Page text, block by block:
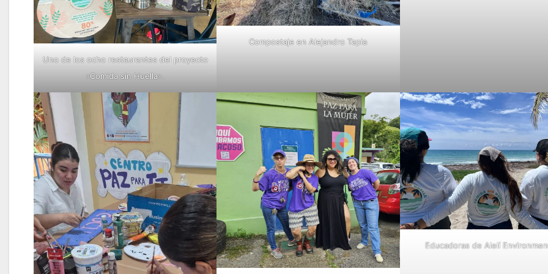
Uno de los ocho restaurantes del proyecto
«Comida sin Huella».
Compostaje en Alejandro Tapia
Educadoras de Alelí